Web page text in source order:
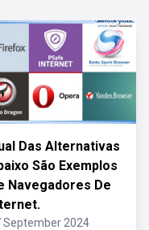
Das Alternativas
São Exemplos
Navegadores De
September 2024